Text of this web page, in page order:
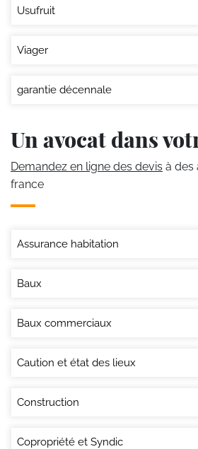
Usufruit
Viager
garantie décennale
Un avocat dans
Demandez en ligne des devis à des
france
Assurance habitation
Baux
Baux commerciaux
Caution et état des lieux
Construction
Copropriété et Syndic